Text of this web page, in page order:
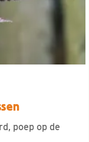
poep op de